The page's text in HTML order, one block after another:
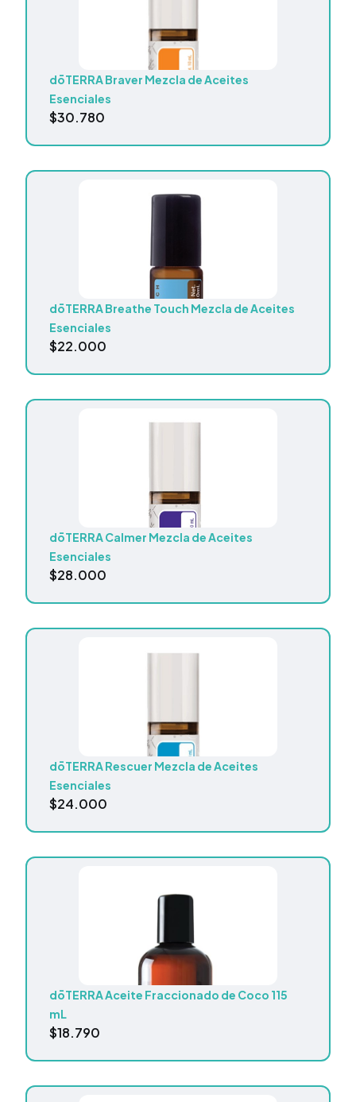
dōTERRA Braver Mezcla de Aceites
Esenciales
$30.780
dōTERRA Breathe Touch Mezcla de Aceites
Esenciales
$22.000
dōTERRA Calmer Mezcla de Aceites
Esenciales
$28.000
dōTERRA Rescuer Mezcla de Aceites
Esenciales
$24.000
dōTERRA Aceite Fraccionado de Coco 115
mL
$18.790